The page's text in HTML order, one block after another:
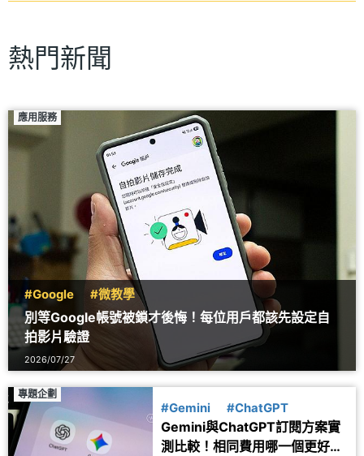
熱門新聞
應用服務
#Google #微教學
別等Google帳號被鎖才後悔！每位用戶都該先設定自
拍影片驗證
2026/07/27
專題企劃
#Gemini #ChatGPT
Gemini與ChatGPT訂閱方案實
測比較！相同費用哪一個更好